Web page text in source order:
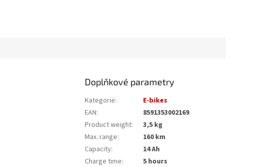
Doplňkové parametry
Kategorie:
E-bikes
EAN:
8591353002169
Product weight:
3,5 kg
Max. range:
160 km
Capacity:
14 Ah
Charge time: 5 hours